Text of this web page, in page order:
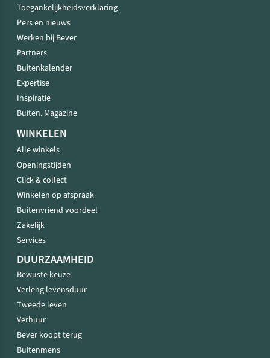
Toegankelijkheidsverklaring
Pers en nieuws
Werken bij Bever
Partners
Buitenkalender
Expertise
Inspiratie
Buiten. Magazine
WINKELEN
Alle winkels
Openingstijden
Click & collect
Winkelen op afspraak
Buitenvriend voordeel
Zakelijk
Services
DUURZAAMHEID
Bewuste keuze
Verleng levensduur
Tweede leven
Verhuur
Bever koopt terug
Buitenmens